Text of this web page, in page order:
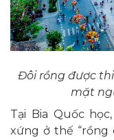
Đôi rồng được
mặt
Tại Bia Quốc
xứng ở thế “rồng